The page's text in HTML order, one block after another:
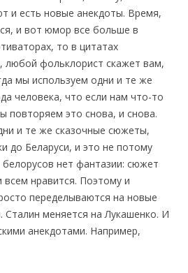
и есть новые анекдоты. Время,
и вот юмор все больше в
то в цитатах
любой фольклорист скажет вам,
мы используем одни и те же
человека, что если нам что-то
повторяем это снова, и снова.
и те же сказочные сюжеты,
до Беларуси, и это не потому
белорусов нет фантазии: сюжет
вcем нравится. Поэтому и
переделываются на новые
Сталин меняется на Лукашенко. И
анекдотами. Например,